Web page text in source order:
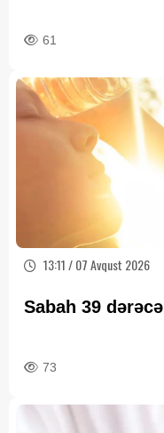
61
13:11 / 07 Avqust 2026
Sabah 39 dərəcə
73